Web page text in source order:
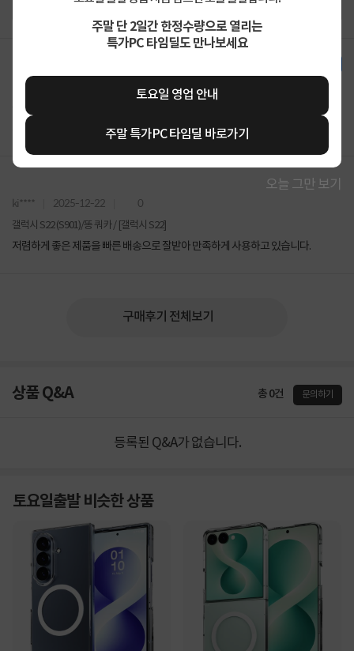
주말 단 2일간 한정수량으로 열리는
특가PC 타임딜도 만나보세요
토요일 영업 안내
주말 특가PC 타임딜 바로가기
오늘 그만 보기
ki**** 0
갤럭시 S22 (S901)/똥 쿼카 / [갤럭시 S22]
저렴하게 좋은 제품을 빠른 배송으로 잘받아 만족하게 사용하고 있습니다.
ki**** 2025-12-22 0
갤럭시 S22 (S901)/똥 쿼카 / [갤럭시 S22]
저렴하게 좋은 제품을 빠른 배송으로 잘받아 만족하게 사용하고 있습니다.
구매후기 전체보기
상품 Q&A 총 0건 문의하기
등록된 Q&A가 없습니다.
토요일출발 비슷한 상품